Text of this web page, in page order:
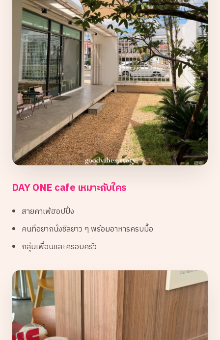
DAY ONE cafe เหมาะกับใคร
สายคาเฟ่ฮอปปิ้ง
คนที่อยากนั่งชิลยาว ๆ พร้อมอาหารครบมื้อ
กลุ่มเพื่อนและครอบครัว